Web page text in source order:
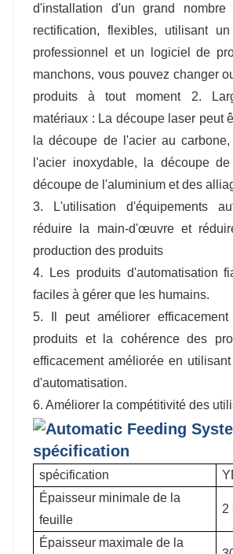
d'installation d'un grand
rectification, flexibles, utilisant
professionnel et un logiciel de
manchons, vous pouvez changer
produits à tout moment 2.
matériaux : La découpe laser peut
la découpe de l'acier au
l'acier inoxydable, la découpe
découpe de l'aluminium et des
3. L'utilisation d'équipements
réduire la main-d'œuvre et
production des produits
4. Les produits d'automatisation
faciles à gérer que les humains.
5. Il peut améliorer
produits et la cohérence des
efficacement améliorée en
d'automatisation.
6. Améliorer la compétitivité des
spécification
spécification
Épaisseur minimale de la
feuille
2
Épaisseur maximale de la